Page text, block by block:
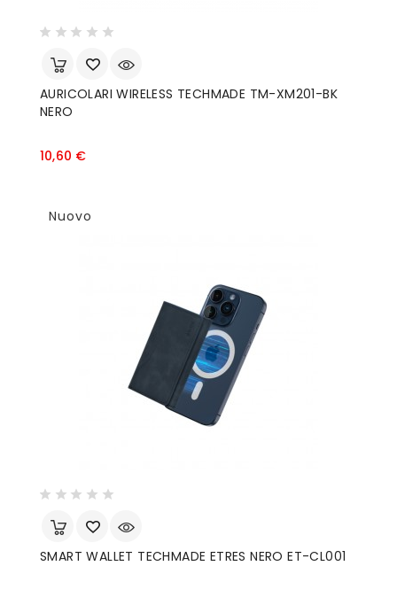
AURICOLARI WIRELESS TECHMADE TM-XM201-BK
NERO
10,60 €Prezzo
Nuovo
SMART WALLET TECHMADE ETRES NERO ET-CL001